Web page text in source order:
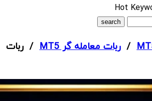
Hot
/ربات معامله گر MT5
/ ربات